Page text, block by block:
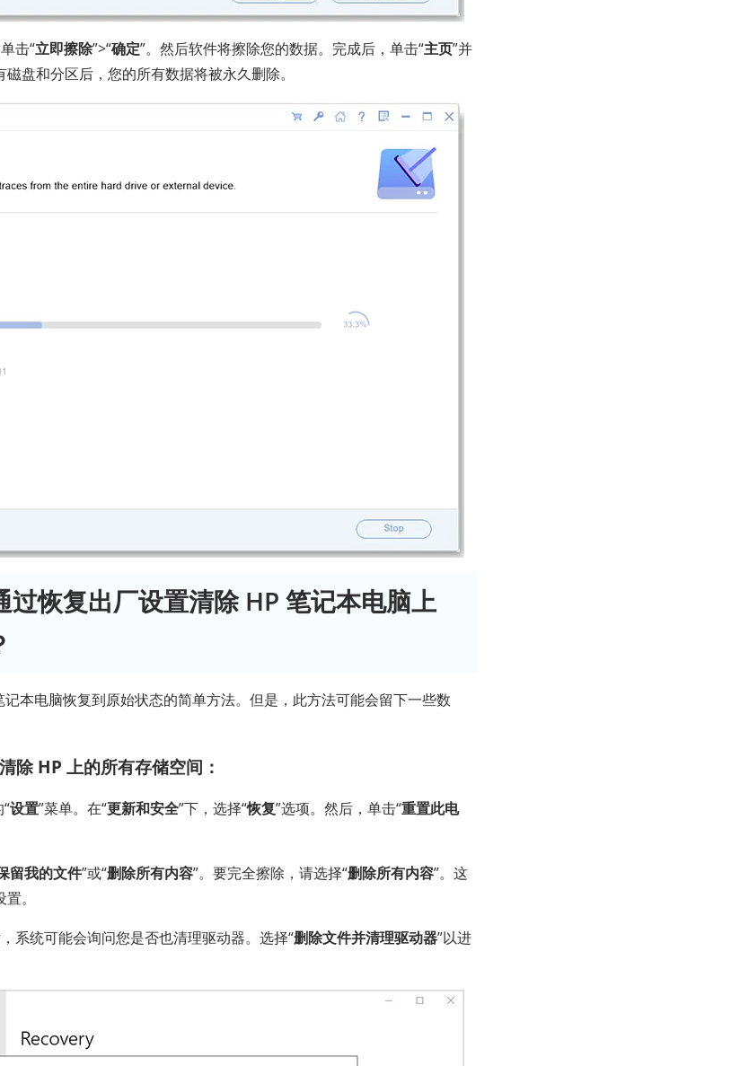
击“立即擦除”>“确定”。然后软件将擦除您的数据。完成后，单击“主页”并
盘和分区后，您的所有数据将被永久删除。
过恢复出厂设置清除 HP 笔记本电脑上
本电脑恢复到原始状态的简单方法。但是，此方法可能会留下一些数
除 HP 上的所有存储空间：
设置”菜单。在“更新和安全”下，选择“恢复”选项。然后，单击“重置此电
留我的文件”或“删除所有内容”。要完全擦除，请选择“删除所有内容”。这
。
系统可能会询问您是否也清理驱动器。选择“删除文件并清理驱动器”以进